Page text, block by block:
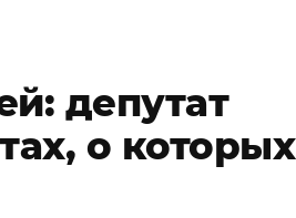
депутат
о которых